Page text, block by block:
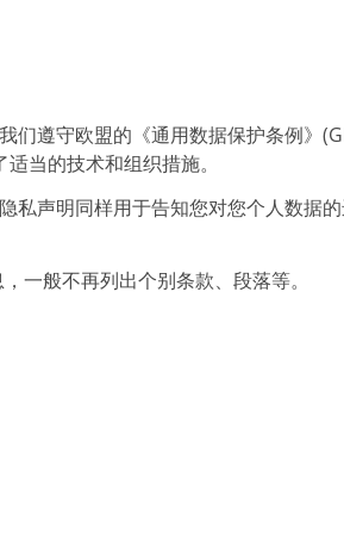
遵守欧盟的《通用数据保护条例》
当的技术和组织措施。
私声明同样用于告知您对您个人数据
一般不再列出个别条款、段落等。